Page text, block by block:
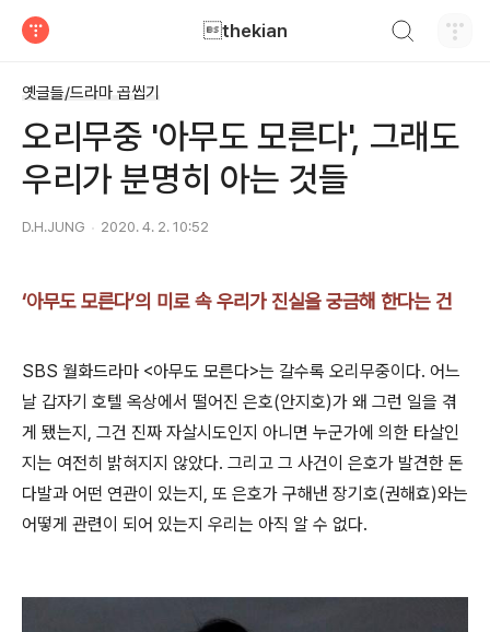
thekian
옛글들/드라마 곱씹기
오리무중 '아무도 모른다', 그래도
우리가 분명히 아는 것들
D.H.JUNG 2020. 4. 2. 10:52
‘아무도 모른다’의 미로 속 우리가 진실을 궁금해 한다는 건
SBS 월화드라마 <아무도 모른다>는 갈수록 오리무중이다. 어느
날 갑자기 호텔 옥상에서 떨어진 은호(안지호)가 왜 그런 일을 겪
게 됐는지, 그건 진짜 자살시도인지 아니면 누군가에 의한 타살인
지는 여전히 밝혀지지 않았다. 그리고 그 사건이 은호가 발견한 돈
다발과 어떤 연관이 있는지, 또 은호가 구해낸 장기호(권해효)와는
어떻게 관련이 되어 있는지 우리는 아직 알 수 없다.